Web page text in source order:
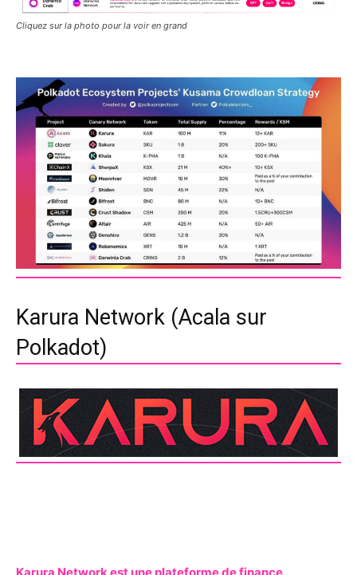
Cliquez sur la photo pour la voir en grand
Karura Network (Acala sur
Polkadot)